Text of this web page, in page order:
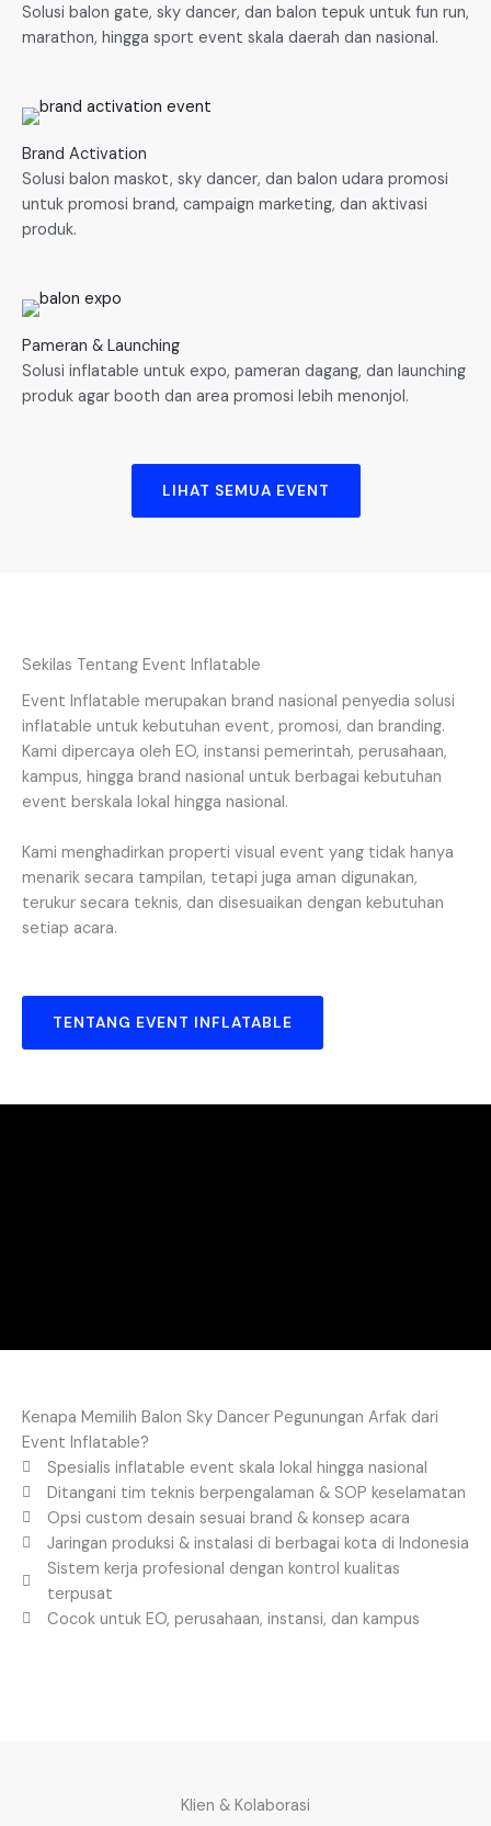
Solusi balon gate, sky dancer, dan balon tepuk untuk fun run,
marathon, hingga sport event skala daerah dan nasional.
Brand Activation
Solusi balon maskot, sky dancer, dan balon udara promosi
untuk promosi brand, campaign marketing, dan aktivasi
produk.
Pameran & Launching
Solusi inflatable untuk expo, pameran dagang, dan launching
produk agar booth dan area promosi lebih menonjol.
LIHAT SEMUA EVENT
Sekilas Tentang Event Inflatable
Event Inflatable merupakan brand nasional penyedia solusi
inflatable untuk kebutuhan event, promosi, dan branding.
Kami dipercaya oleh EO, instansi pemerintah, perusahaan,
kampus, hingga brand nasional untuk berbagai kebutuhan
event berskala lokal hingga nasional.
Kami menghadirkan properti visual event yang tidak hanya
menarik secara tampilan, tetapi juga aman digunakan,
terukur secara teknis, dan disesuaikan dengan kebutuhan
setiap acara.
TENTANG EVENT INFLATABLE
Kenapa Memilih Balon Sky Dancer Pegunungan Arfak dari
Event Inflatable?
Spesialis inflatable event skala lokal hingga nasional
Ditangani tim teknis berpengalaman & SOP keselamatan
Opsi custom desain sesuai brand & konsep acara
Jaringan produksi & instalasi di berbagai kota di Indonesia
Sistem kerja profesional dengan kontrol kualitas
terpusat
Cocok untuk EO, perusahaan, instansi, dan kampus
Klien & Kolaborasi